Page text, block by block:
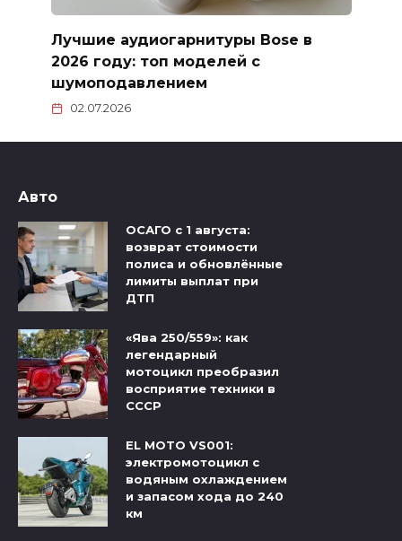
Лучшие аудиогарнитуры Bose в
2026 году: топ моделей с
шумоподавлением
02.07.2026
Авто
ОСАГО с 1 августа:
возврат стоимости
полиса и обновлённые
лимиты выплат при
ДТП
«Ява 250/559»: как
легендарный
мотоцикл преобразил
восприятие техники в
СССР
EL MOTO VS001:
электромотоцикл с
водяным охлаждением
и запасом хода до 240
км